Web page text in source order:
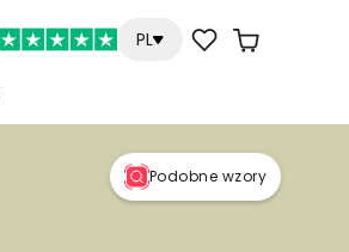
PL
Podobne wzory